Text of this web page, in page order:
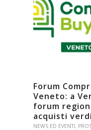
Forum
Veneto: a
forum
acquisti verdi
NEWS ED EVENTI,